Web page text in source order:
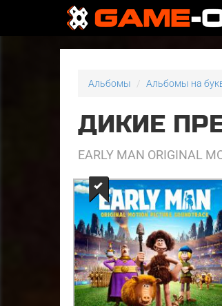
Альбомы Альбомы на
ДИКИЕ
EARLY MAN ORIGINAL